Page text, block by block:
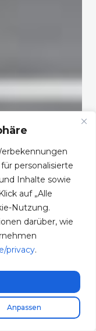
personalisierte
Inhalte sowie
auf „Alle
Nutzung.
darüber, wie
privacy.
Anpassen